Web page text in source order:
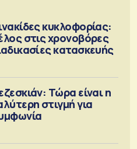
κυκλοφορίας:
στις χρονοβόρες
κατασκευής
Τώρα είναι η
στιγμή για